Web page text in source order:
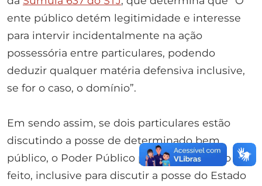
ente público detém legitimidade e interesse
para intervir incidentalmente na ação
possessória entre particulares, podendo
deduzir qualquer matéria defensiva inclusive,
se for o caso, o domínio”.
Em sendo assim, se dois particulares estão
discutindo a posse de determinado bem
público, o Poder Público poderá intervir no
feito, inclusive para discutir a posse do Estado